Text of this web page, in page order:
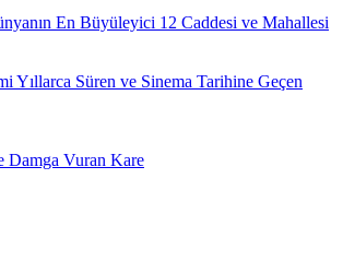
En Büyüleyici 12 Caddesi ve Mahallesi
Yıllarca Süren ve Sinema Tarihine Geçen
Damga Vuran Kare